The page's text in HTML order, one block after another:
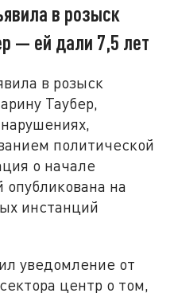
в розыск
— ей дали 7,5 лет
в розыск
Таубер,
политической
о начале
на
инстанций
уведомление от
центр о том,